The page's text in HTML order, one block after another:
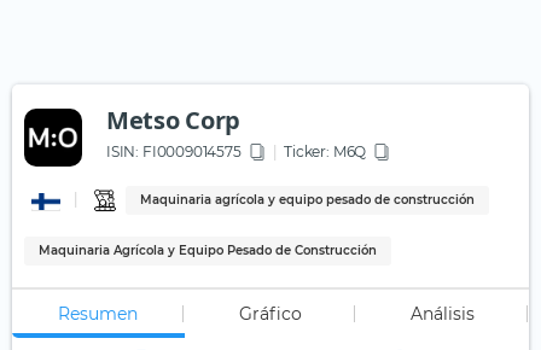
Metso Corp
ISIN: FI0009014575 Ticker: M6Q
Maquinaria agrícola y equipo pesado de construcción
Maquinaria Agrícola y Equipo Pesado de Construcción
Resumen Gráfico Análisis